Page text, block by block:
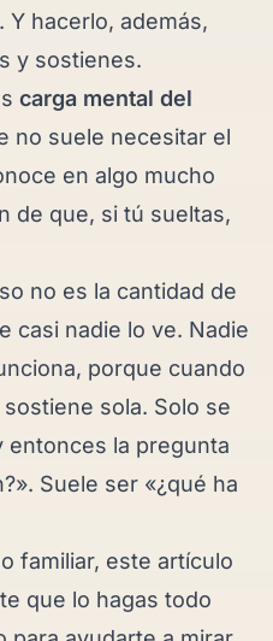
Y hacerlo, además,
y sostienes.
carga mental del
no suele necesitar el
en algo mucho
de que, si tú sueltas,
no es la cantidad de
casi nadie lo ve. Nadie
porque cuando
sola. Solo se
entonces la pregunta
Suele ser «¿qué ha
familiar, este artículo
que lo hagas todo